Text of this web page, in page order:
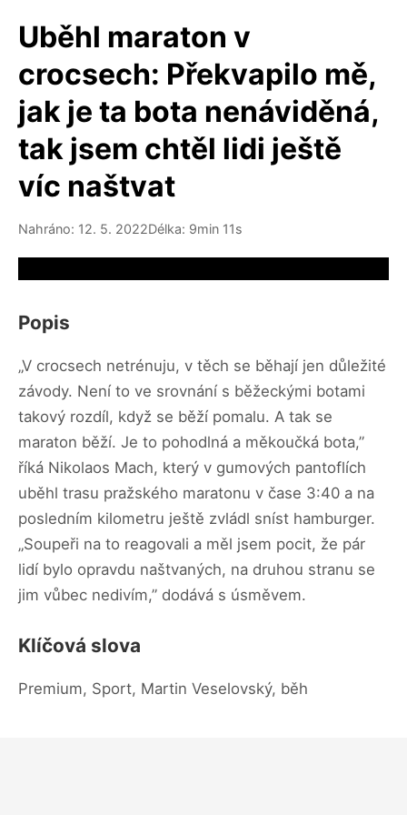
Uběhl maraton v
crocsech: Překvapilo mě,
jak je ta bota nenáviděná,
tak jsem chtěl lidi ještě
víc naštvat
Nahráno: 12. 5. 2022Délka: 9min 11s
Popis
„V crocsech netrénuju, v těch se běhají jen důležité
závody. Není to ve srovnání s běžeckými botami
takový rozdíl, když se běží pomalu. A tak se
maraton běží. Je to pohodlná a měkoučká bota,”
říká Nikolaos Mach, který v gumových pantoflích
uběhl trasu pražského maratonu v čase 3:40 a na
posledním kilometru ještě zvládl sníst hamburger.
„Soupeři na to reagovali a měl jsem pocit, že pár
lidí bylo opravdu naštvaných, na druhou stranu se
jim vůbec nedivím,” dodává s úsměvem.
Klíčová slova
Premium, Sport, Martin Veselovský, běh